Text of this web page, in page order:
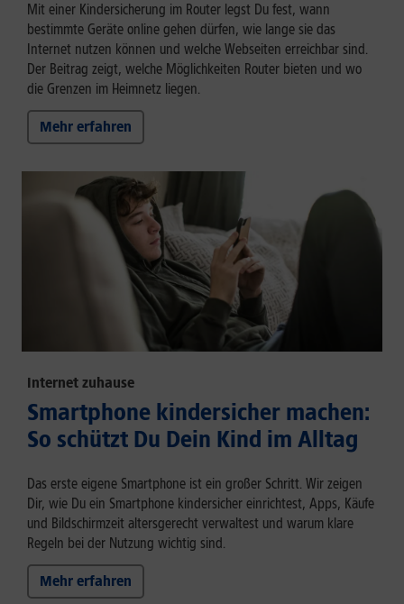
Mit einer Kindersicherung im Router legst Du fest, wann
bestimmte Geräte online gehen dürfen, wie lange sie das
Internet nutzen können und welche Webseiten erreichbar sind.
Der Beitrag zeigt, welche Möglichkeiten Router bieten und wo
die Grenzen im Heimnetz liegen.
Mehr erfahren
Internet zuhause
Smartphone kindersicher machen:
So schützt Du Dein Kind im Alltag
Das erste eigene Smartphone ist ein großer Schritt. Wir zeigen
Dir, wie Du ein Smartphone kindersicher einrichtest, Apps, Käufe
und Bildschirmzeit altersgerecht verwaltest und warum klare
Regeln bei der Nutzung wichtig sind.
Mehr erfahren